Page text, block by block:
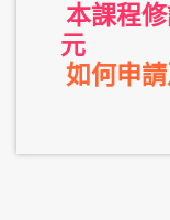
本課程
元
如何申